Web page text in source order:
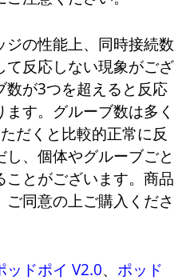
ジの性能上、同時接続数
て反応しない現象がござ
数が3つを超えると反応
す。グルーブ数は多く
だくと比較的正常に反
、個体やグルーブごと
ことがございます。商品
同意の上ご購入くださ
ッドポイ V2.0、 ポッド